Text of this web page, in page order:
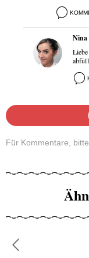
Nina
Für Kommentare, bitte